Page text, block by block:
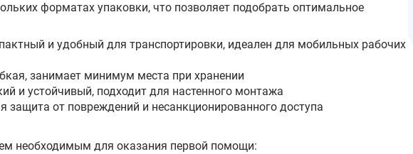
форматах упаковки, что позволяет подобрать оптимальное
и удобный для транспортировки, идеален для мобильных рабочих
занимает минимум места при хранении
и устойчивый, подходит для настенного монтажа
защита от повреждений и несанкционированного доступа
необходимым для оказания первой помощи: